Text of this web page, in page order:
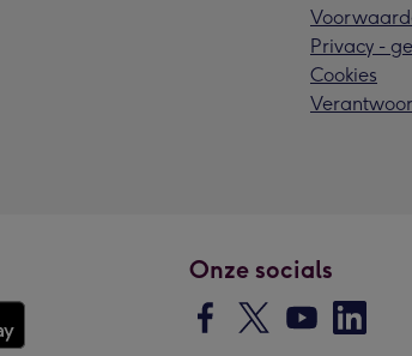
Privacy -
Cookies
Onze socials